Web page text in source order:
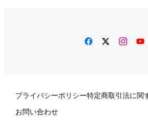
facebooktwitter
プライバシーポリシー特定商取引法に関
お問い合わせ